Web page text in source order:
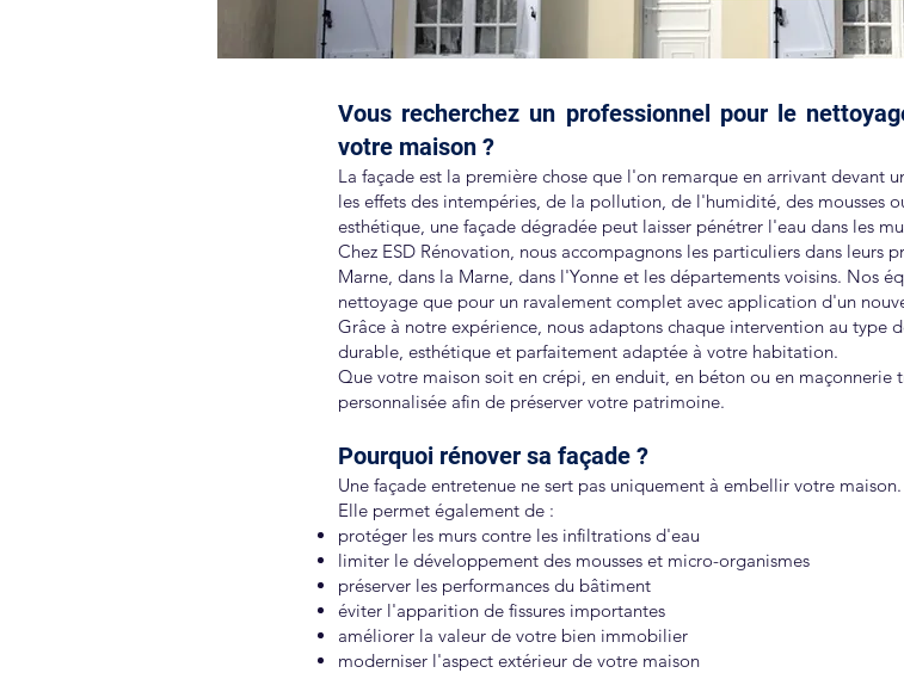
Vous recherchez un professionnel pour le
votre maison ?
La façade est la première chose que l'on remarque en arrivant devant
les effets des intempéries, de la pollution, de l'humidité, des mousses
esthétique, une façade dégradée peut laisser pénétrer l'eau dans les
Chez ESD Rénovation, nous accompagnons les particuliers dans leurs
Marne, dans la Marne, dans l'Yonne et les départements voisins. Nos
nettoyage que pour un ravalement complet avec application d'un
Grâce à notre expérience, nous adaptons chaque intervention au type
durable, esthétique et parfaitement adaptée à votre habitation.
Que votre maison soit en crépi, en enduit, en béton ou en
personnalisée afin de préserver votre patrimoine.
Pourquoi rénover sa façade ?
Une façade entretenue ne sert pas uniquement à embellir votre maison.
Elle permet également de :
protéger les murs contre les infiltrations d'eau
limiter le développement des mousses et micro-organismes
préserver les performances du bâtiment
éviter l'apparition de fissures importantes
améliorer la valeur de votre bien immobilier
moderniser l'aspect extérieur de votre maison